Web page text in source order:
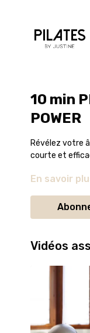
10 min
POWER
Révélez votre
courte et
J'ai mis des
Vous devez
ostéopathe,
des exercices
obtenir une
l'un des
problèmes
ou si vous
âgée. Les
aucun cas
En savoir
Vidéos